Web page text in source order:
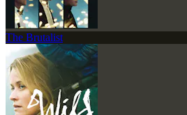
The Brutalist